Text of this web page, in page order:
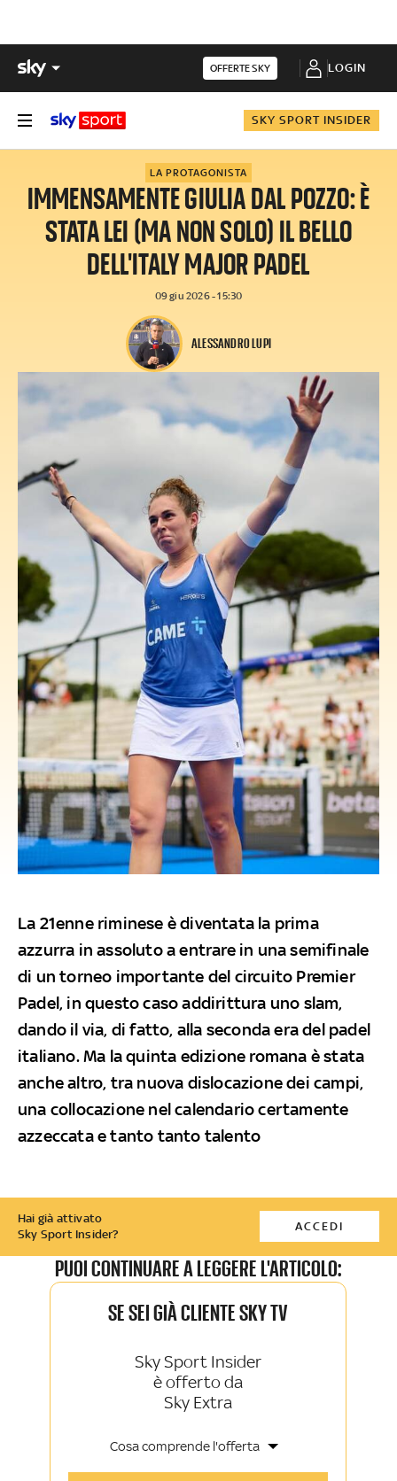
OFFERTE SKY LOGIN
SKY SPORT INSIDER
LA PROTAGONISTA
IMMENSAMENTE GIULIA DAL POZZO: È
STATA LEI (MA NON SOLO) IL BELLO
DELL'ITALY MAJOR PADEL
09 giu 2026 - 15:30
ALESSANDRO LUPI
La 21enne riminese è diventata la prima
azzurra in assoluto a entrare in una semifinale
di un torneo importante del circuito Premier
Padel, in questo caso addirittura uno slam,
dando il via, di fatto, alla seconda era del padel
italiano. Ma la quinta edizione romana è stata
anche altro, tra nuova dislocazione dei campi,
una collocazione nel calendario certamente
azzeccata e tanto tanto talento
Hai già attivato
Sky Sport Insider?
ACCEDI
PUOI CONTINUARE A LEGGERE L'ARTICOLO:
SE SEI GIÀ CLIENTE SKY TV
Sky Sport Insider
è offerto da
Sky Extra
Cosa comprende l'offerta